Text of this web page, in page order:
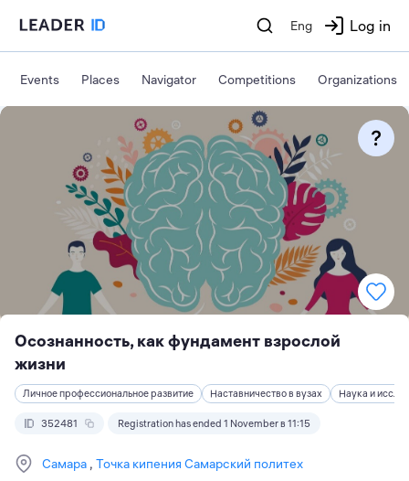
Eng Log in
Events Places Navigator Competitions Organizations
Осознанность, как фундамент взрослой
жизни
Личное профессиональное развитие Наставничество в вузах Наука и
352481 Registration has ended 1 November в 11:15
Самара Точка кипения Самарский политех